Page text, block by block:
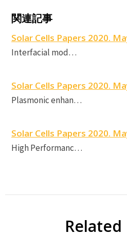
関連記事
Solar Cells Papers 2020.
Interfacial mod…
Solar Cells Papers 2020.
Plasmonic enhan…
Solar Cells Papers 2020.
High Performanc…
Related